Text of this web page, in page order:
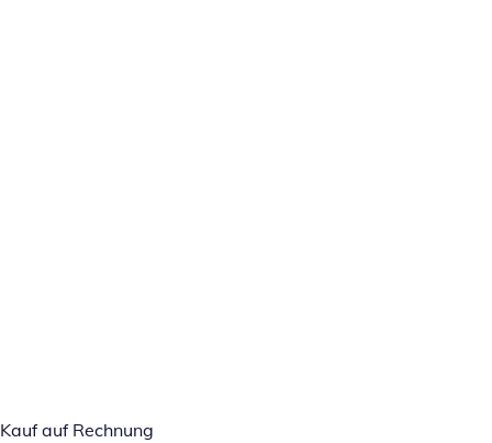
Kauf auf Rechnung